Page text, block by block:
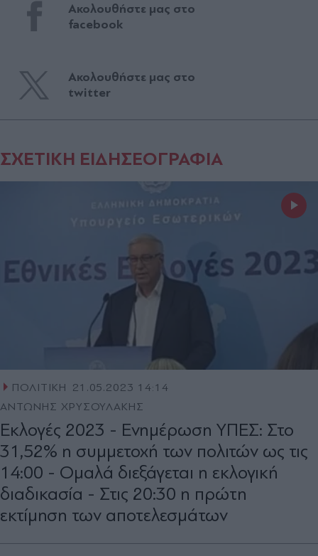
Ακολουθήστε μας στο
facebook
Ακολουθήστε μας στο
twitter
ΣΧΕΤΙΚΗ ΕΙΔΗΣΕΟΓΡΑΦΙΑ
ΠΟΛΙΤΙΚΗ
21.05.2023 14:14
ΑΝΤΩΝΗΣ ΧΡΥΣΟΥΛΑΚΗΣ
Εκλογές 2023 - Ενημέρωση ΥΠΕΣ: Στο
31,52% η συμμετοχή των πολιτών ως τις
14:00 - Ομαλά διεξάγεται η εκλογική
διαδικασία - Στις 20:30 η πρώτη
εκτίμηση των αποτελεσμάτων